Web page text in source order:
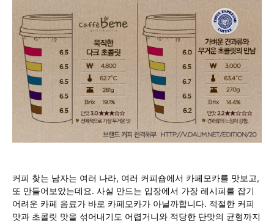
커피 찾는 남자는 여러 나라, 여러 커피숍에서 카페모카를 맛보고,
또 만들어보았는데요. 사실 만드는 입장에서 가장 레시피를 잡기
어려운 카페 음료가 바로 카페모카가 아닐까합니다. 적절한 커피
맛과 초콜릿 맛을 섞어내기도 어렵거니와 적당한 단맛의 균형까지